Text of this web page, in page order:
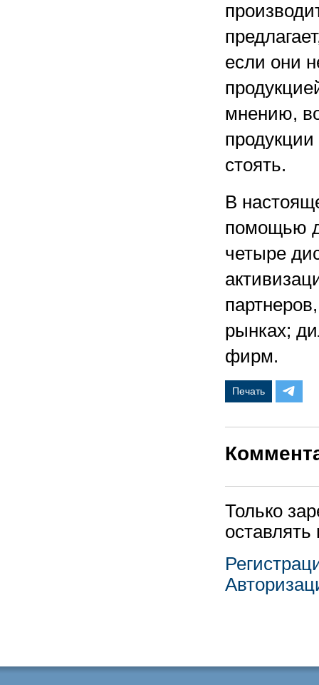
если они
мнению,
стоять.
В
помощью
четыре
рынках;
фирм.
Печать
Только